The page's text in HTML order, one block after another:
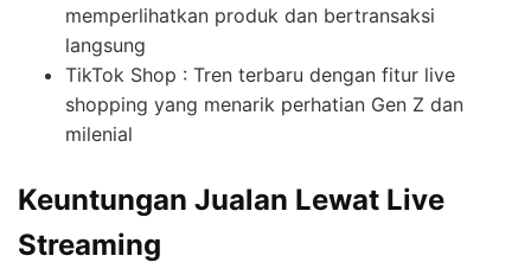
memperlihatkan produk dan bertransaksi
langsung
TikTok Shop : Tren terbaru dengan fitur live
shopping yang menarik perhatian Gen Z dan
milenial
Keuntungan Jualan Lewat Live
Streaming